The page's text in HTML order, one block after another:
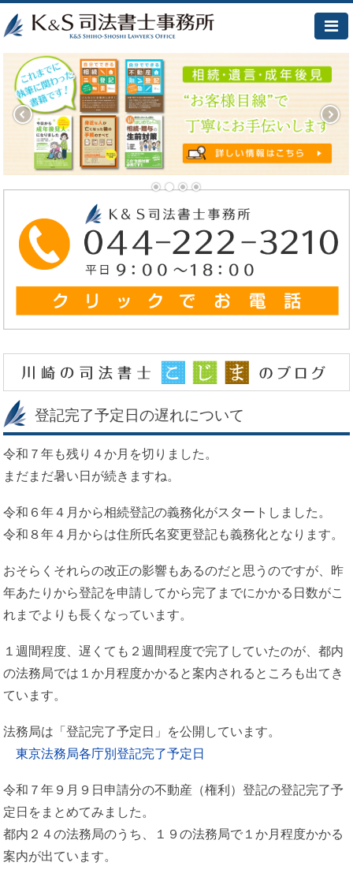
登記完了予定日の遅れについて
令和７年も残り４か月を切りました。
まだまだ暑い日が続きますね。
令和６年４月から相続登記の義務化がスタートしました。
令和８年４月からは住所氏名変更登記も義務化となります。
おそらくそれらの改正の影響もあるのだと思うのですが、昨
年あたりから登記を申請してから完了までにかかる日数がこ
れまでよりも長くなっています。
１週間程度、遅くても２週間程度で完了していたのが、都内
の法務局では１か月程度かかると案内されるところも出てき
ています。
法務局は「登記完了予定日」を公開しています。
東京法務局各庁別登記完了予定日
令和７年９月９日申請分の不動産（権利）登記の登記完了予
定日をまとめてみました。
都内２４の法務局のうち、１９の法務局で１か月程度かかる
案内が出ています。